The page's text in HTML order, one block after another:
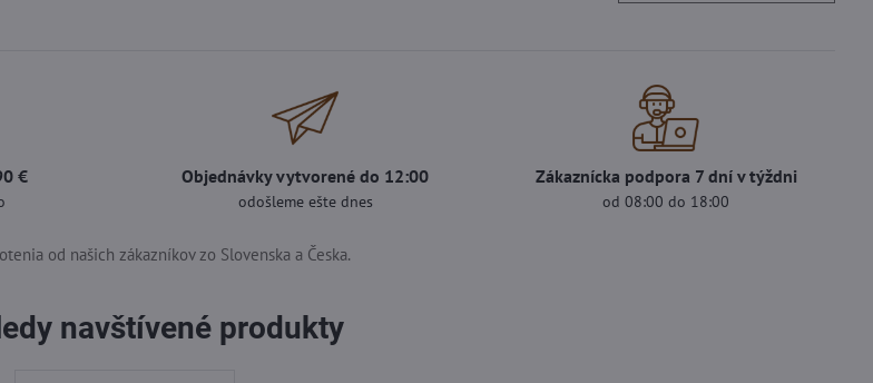
€ Objednávky vytvorené do 12:00
odošleme ešte dnes
Zákaznícka podpora 7 dní v týždni
od 08:00 do 18:00
od našich zákazníkov zo Slovenska a Česka.
navštívené produkty